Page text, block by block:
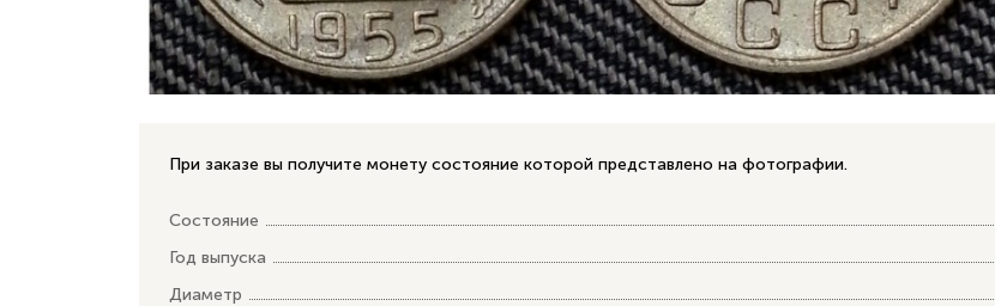
При заказе вы получите монету состояние которой представлено на фотографии.
Состояние
Год выпуска
Диаметр